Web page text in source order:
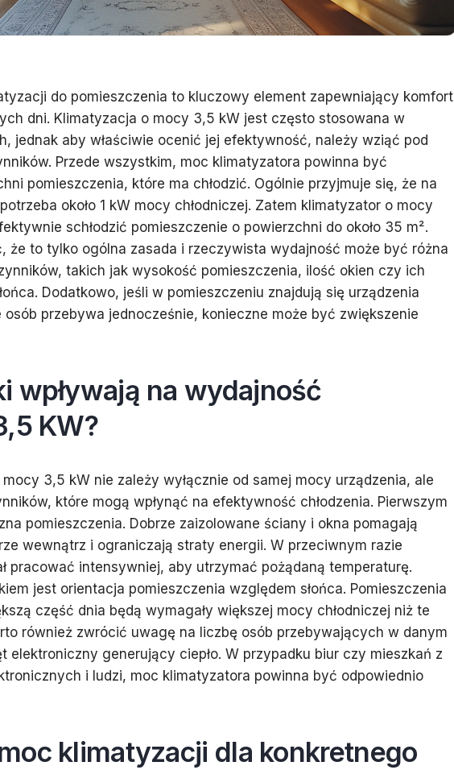
do pomieszczenia to kluczowy element zapewniający komfort
dni. Klimatyzacja o mocy 3,5 kW jest często stosowana w
jednak aby właściwie ocenić jej efektywność, należy wziąć pod
Przede wszystkim, moc klimatyzatora powinna być
pomieszczenia, które ma chłodzić. Ogólnie przyjmuje się, że na
około 1 kW mocy chłodniczej. Zatem klimatyzator o mocy
schłodzić pomieszczenie o powierzchni do około 35 m².
że to tylko ogólna zasada i rzeczywista wydajność może być różna
takich jak wysokość pomieszczenia, ilość okien czy ich
Dodatkowo, jeśli w pomieszczeniu znajdują się urządzenia
osób przebywa jednocześnie, konieczne może być zwiększenie
wpływają na wydajność
KW?
3,5 kW nie zależy wyłącznie od samej mocy urządzenia, ale
które mogą wpłynąć na efektywność chłodzenia. Pierwszym
pomieszczenia. Dobrze zaizolowane ściany i okna pomagają
wewnątrz i ograniczają straty energii. W przeciwnym razie
pracować intensywniej, aby utrzymać pożądaną temperaturę.
jest orientacja pomieszczenia względem słońca. Pomieszczenia
część dnia będą wymagały większej mocy chłodniczej niż te
również zwrócić uwagę na liczbę osób przebywających w danym
elektroniczny generujący ciepło. W przypadku biur czy mieszkań z
i ludzi, moc klimatyzatora powinna być odpowiednio
klimatyzacji dla konkretnego